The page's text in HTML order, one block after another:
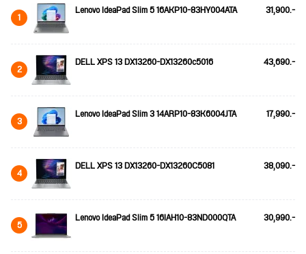
1 Lenovo IdeaPad Slim 5 16AKP10-83HY004ATA 31,900.-
2 DELL XPS 13 DX13260-DX13260c5016 43,690.-
3 Lenovo IdeaPad Slim 3 14ARP10-83K6004JTA 17,990.-
4 DELL XPS 13 DX13260-DX13260C5081 38,090.-
5 Lenovo IdeaPad Slim 5 16IAH10-83ND000QTA 30,990.-